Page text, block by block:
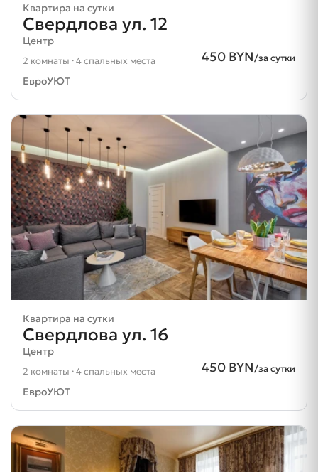
Квартира на сутки
Свердлова ул. 12
Центр
450 BYN/за сутки
2 комнаты · 4 спальных места
ЕвроУЮТ
Квартира на сутки
Свердлова ул. 16
Центр
450 BYN/за сутки
2 комнаты · 4 спальных места
ЕвроУЮТ